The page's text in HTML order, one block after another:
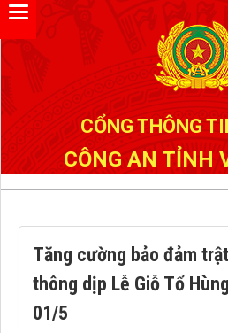
CỔNG THÔNG
CÔNG AN TỈNH
Tăng cường bảo đảm
thông dịp Lễ Giỗ Tổ
01/5